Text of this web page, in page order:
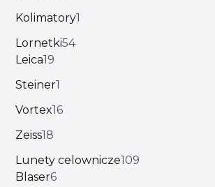
Kolimatory1
Lornetki54
Leica19
Steiner1
Vortex16
Zeiss18
Lunety celownicze109
Blaser6